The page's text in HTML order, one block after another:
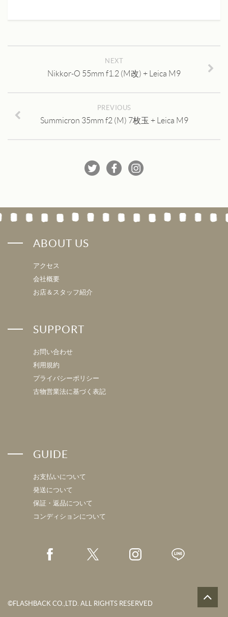
NEXT
Nikkor-O 55mm f1.2 (M改) + Leica M9
PREVIOUS
Summicron 35mm f2 (M) 7枚玉 + Leica M9
ABOUT US
アクセス
会社概要
お店＆スタッフ紹介
SUPPORT
お問い合わせ
利用規約
プライバシーポリシー
古物営業法に基づく表記
GUIDE
お支払いについて
発送について
保証・返品について
コンディションについて
©FLASHBACK CO.,LTD. ALL RIGHTS RESERVED